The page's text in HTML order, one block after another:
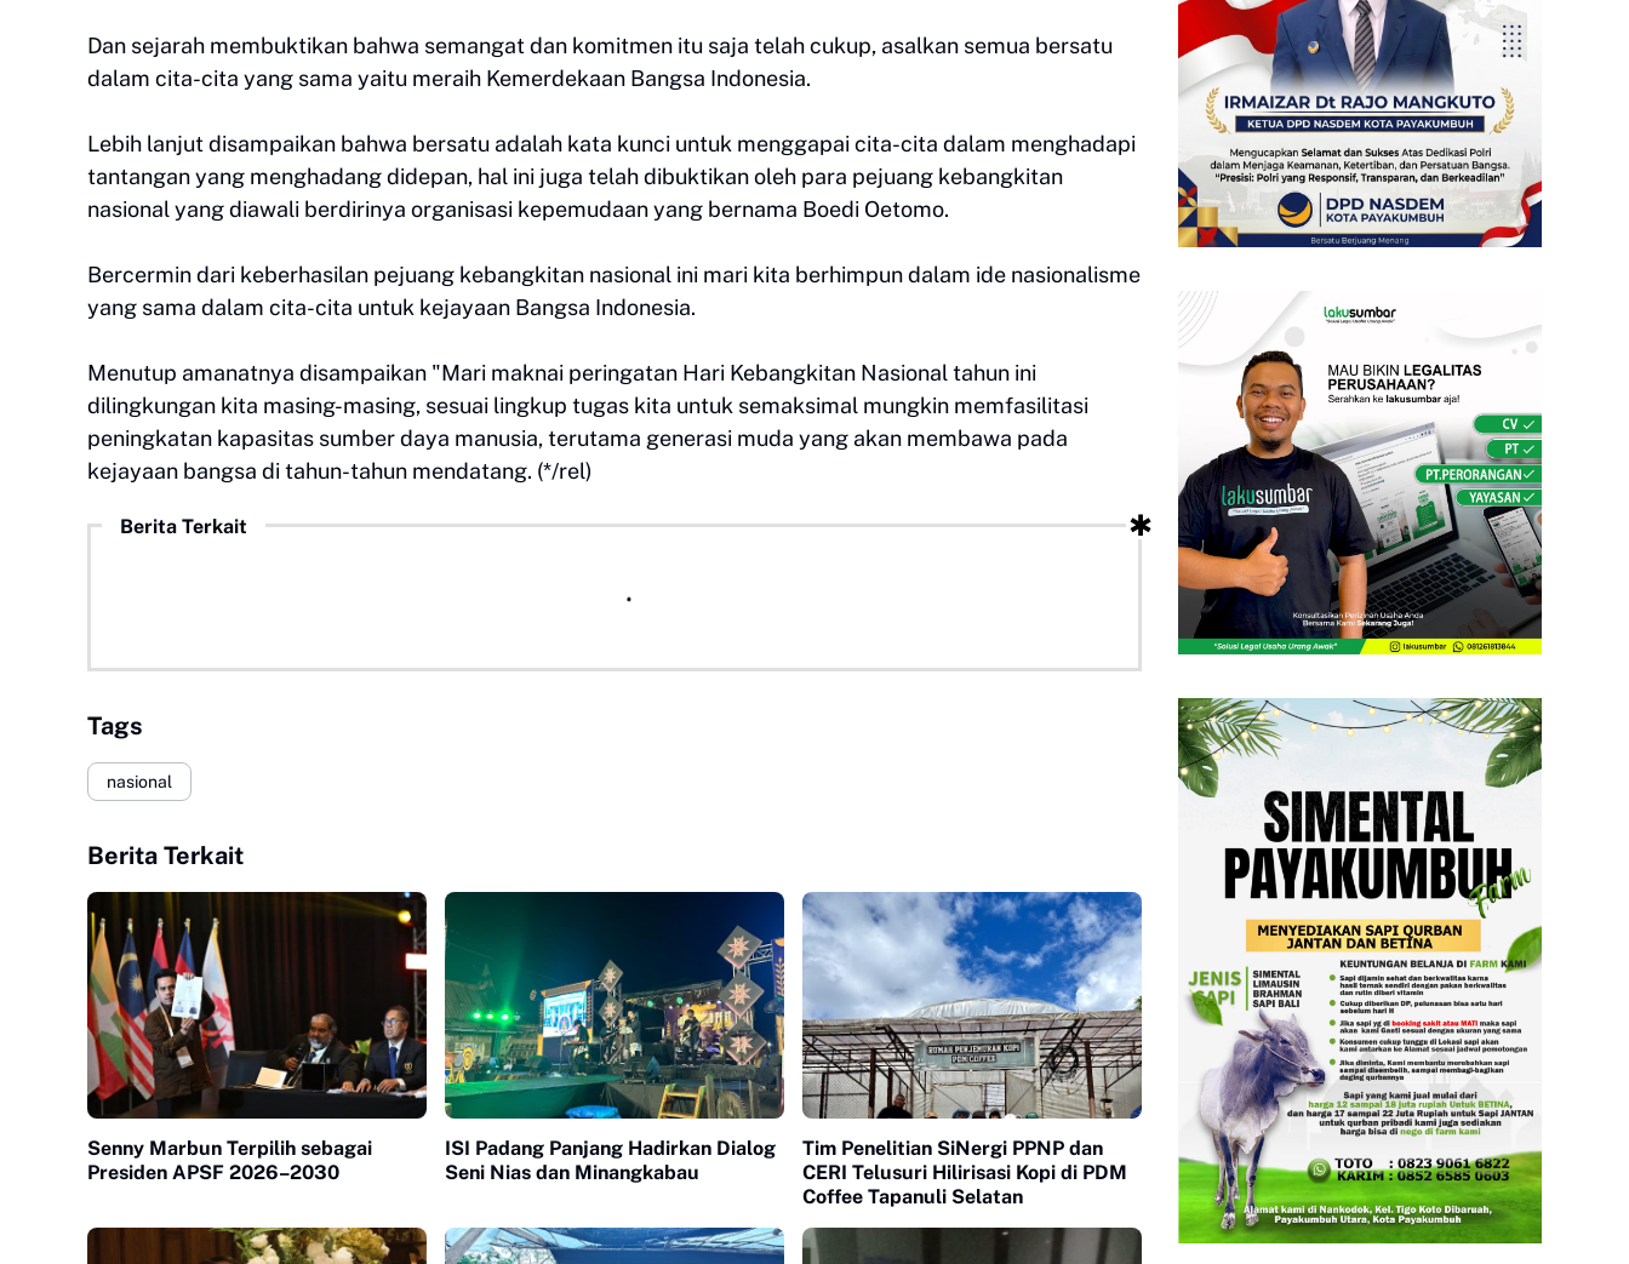
Dan sejarah membuktikan bahwa semangat dan komitmen itu saja telah cukup, asalkan semua bersatu
dalam cita-cita yang sama yaitu meraih Kemerdekaan Bangsa Indonesia.
Lebih lanjut disampaikan bahwa bersatu adalah kata kunci untuk menggapai cita-cita dalam menghadapi
tantangan yang menghadang didepan, hal ini juga telah dibuktikan oleh para pejuang kebangkitan
nasional yang diawali berdirinya organisasi kepemudaan yang bernama Boedi Oetomo.
Bercermin dari keberhasilan pejuang kebangkitan nasional ini mari kita berhimpun dalam ide nasionalisme
yang sama dalam cita-cita untuk kejayaan Bangsa Indonesia.
Menutup amanatnya disampaikan "Mari maknai peringatan Hari Kebangkitan Nasional tahun ini
dilingkungan kita masing-masing, sesuai lingkup tugas kita untuk semaksimal mungkin memfasilitasi
peningkatan kapasitas sumber daya manusia, terutama generasi muda yang akan membawa pada
kejayaan bangsa di tahun-tahun mendatang. (*/rel)
Berita Terkait
Tags
nasional
Berita Terkait
Senny Marbun Terpilih sebagai
Presiden APSF 2026–2030
ISI Padang Panjang Hadirkan Dialog
Seni Nias dan Minangkabau
Tim Penelitian SiNergi PPNP dan
CERI Telusuri Hilirisasi Kopi di PDM
Coffee Tapanuli Selatan